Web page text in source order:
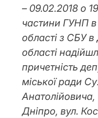
– 09.02.2018 о
частини ГУНП в
області з СБУ в
області
причетність
міської ради
Дніпро, вул.